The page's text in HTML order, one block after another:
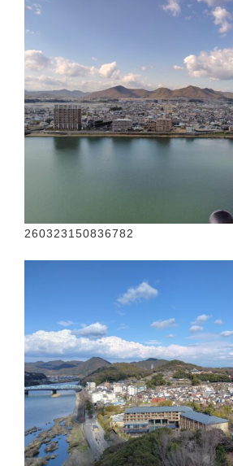
260323150836782